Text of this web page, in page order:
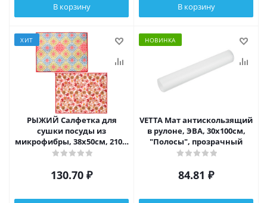
В корзину В корзину
ХИТ
РЫЖИЙ Салфетка для
сушки посуды из
микрофибры, 38x50см, 210г/
кв.м, 2 дизайна
130.70 ₽
НОВИНКА
VETTA Мат антискользящий
в рулоне, ЭВА, 30x100см,
"Полосы", прозрачный
84.81 ₽